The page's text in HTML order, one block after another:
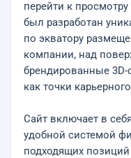
перейти к
был разработан
по экватору
компании, над
брендированные
как точки
Сайт включает в
удобной системой
подходящих